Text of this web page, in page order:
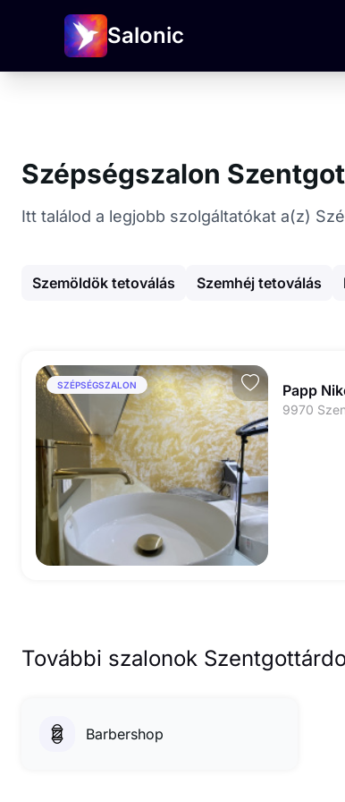
Salonic
Szépségszalon
Itt találod a legjobb szolgáltatókat a(z)
Szemöldök tetoválás Szemhéj tetoválás
SZÉPSÉGSZALON Papp
További szalonok
Barbershop